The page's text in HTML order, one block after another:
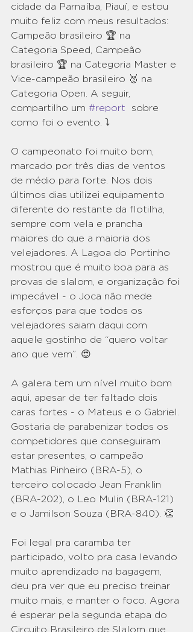
cidade da Parnaíba, Piauí, e estou
muito feliz com meus resultados:
Campeão brasileiro 🏆 na
Categoria Speed, Campeão
brasileiro 🏆 na Categoria Master e
Vice-campeão brasileiro 🥈 na
Categoria Open. A seguir,
compartilho um #report
  sobre
como foi o evento. ⤵️
O campeonato foi muito bom,
marcado por três dias de ventos
de médio para forte. Nos dois
últimos dias utilizei equipamento
diferente do restante da flotilha,
sempre com vela e prancha
maiores do que a maioria dos
velejadores. A Lagoa do Portinho
mostrou que é muito boa para as
provas de slalom, e organização foi
impecável - o Joca não mede
esforços para que todos os
velejadores saiam daqui com
aquele gostinho de “quero voltar
ano que vem”. 😍
A galera tem um nível muito bom
aqui, apesar de ter faltado dois
caras fortes - o Mateus e o Gabriel.
Gostaria de parabenizar todos os
competidores que conseguiram
estar presentes, o campeão
Mathias Pinheiro (BRA-5), o
terceiro colocado Jean Franklin
(BRA-202), o Leo Mulin (BRA-121)
e o Jamilson Souza (BRA-840). 👏
Foi legal pra caramba ter
participado, volto pra casa levando
muito aprendizado na bagagem,
deu pra ver que eu preciso treinar
muito mais, e manter o foco. Agora
é esperar pela segunda etapa do
Circuito Brasileiro de Slalom que